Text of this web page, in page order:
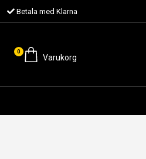
Betala med Klarna
0
Varukorg